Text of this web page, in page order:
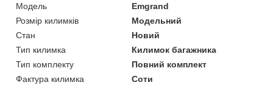
Модель
Emgrand
Розмір килимків
Модельний
Стан
Новий
Тип килимка
Килимок багажника
Тип комплекту
Повний комплект
Фактура килимка
Соти